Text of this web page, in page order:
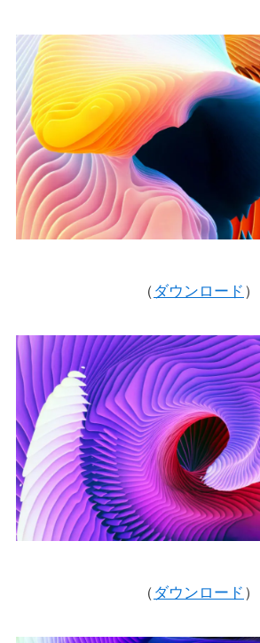
（ ダウンロード ）
（ ダウンロード ）